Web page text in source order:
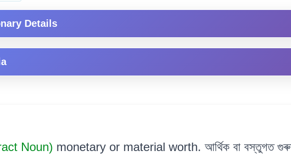
Details
Noun) monetary or material worth. আৰ্থিক বা বস্তুগত